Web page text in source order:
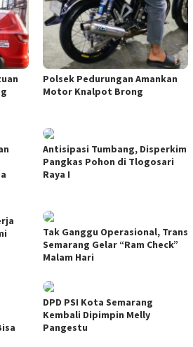
Polsek Pedurungan Amankan
Motor Knalpot Brong
Antisipasi Tumbang, Disperkim
Pangkas Pohon di Tlogosari
Raya I
Tak Ganggu Operasional, Trans
Semarang Gelar “Ram Check”
Malam Hari
DPD PSI Kota Semarang
Kembali Dipimpin Melly
Pangestu